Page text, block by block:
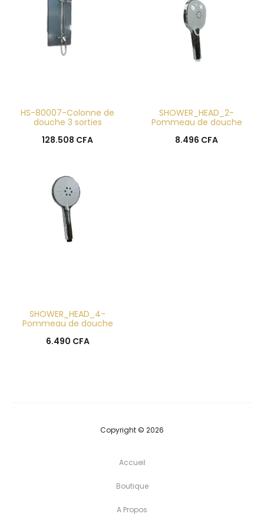
HS-80007-Colonne de
douche 3 sorties
128.508 CFA
SHOWER_HEAD_2-
Pommeau de douche
8.496 CFA
SHOWER_HEAD_4-
Pommeau de douche
6.490 CFA
Copyright © 2026
Accueil
Boutique
A Propos